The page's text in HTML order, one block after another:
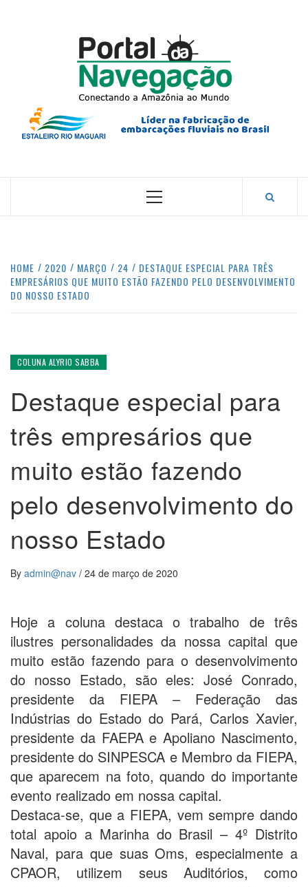
CONECTANDO A AMAZÔNIA COM O MUNDO.
Primary
HOME 2020 MARÇO 24
DESTAQUE ESPECIAL PARA TRÊS
EMPRESÁRIOS QUE MUITO ESTÃO FAZENDO PELO DESENVOLVIMENTO
DO NOSSO ESTADO
COLUNA ALYRIO SABBA
Destaque especial para
três empresários que
muito estão fazendo
pelo desenvolvimento do
nosso Estado
By admin@nav / 24 de março de 2020
Hoje a coluna destaca o trabalho de três
ilustres personalidades da nossa capital que
muito estão fazendo para o desenvolvimento
do nosso Estado, são eles: José Conrado,
presidente da FIEPA – Federação das
Indústrias do Estado do Pará, Carlos Xavier,
presidente da FAEPA e Apoliano Nascimento,
presidente do SINPESCA e Membro da FIEPA,
que aparecem na foto, quando do importante
evento realizado em nossa capital.
Destaca-se, que a FIEPA, vem sempre dando
total apoio a Marinha do Brasil – 4º Distrito
Naval, para que suas Oms, especialmente a
CPAOR, utilizem seus Auditórios, como